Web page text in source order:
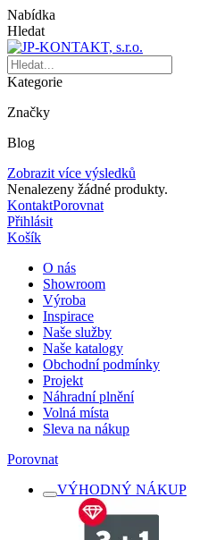
Nabídka
Hledat
Kategorie
Značky
Blog
Zobrazit více výsledků
Nenalezeny žádné produkty.
KontaktPorovnat
Přihlásit
Košík
O nás
Showroom
Výroba
Inspirace
Naše služby
Naše katalogy
Obchodní podmínky
Projekt
Náhradní plnění
Volná místa
Sleva na nákup
Porovnat
VÝHODNÝ NÁKUP